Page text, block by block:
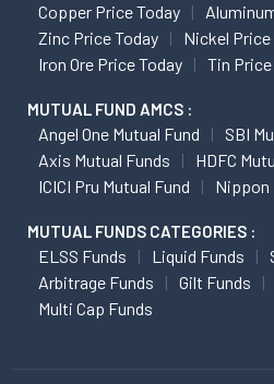
Copper Price Today
Zinc Price Today
Nickel Price
Iron Ore Price Today
Tin
MUTUAL FUND AMCS :
Angel One Mutual Fund
SBI
Axis Mutual Funds
HDFC
ICICI Pru Mutual Fund
Nippon
MUTUAL FUNDS CATEGORIES :
ELSS Funds Liquid Funds
Arbitrage Funds
Gilt Funds
Multi Cap Funds